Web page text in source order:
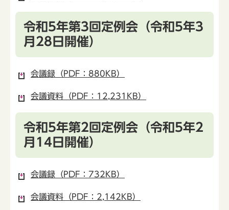
令和5年第3回定例会（令和5年3
月28日開催）
会議録（PDF：880KB）
会議資料（PDF：12,231KB）
令和5年第2回定例会（令和5年2
月14日開催）
会議録（PDF：732KB）
会議資料（PDF：2,142KB）